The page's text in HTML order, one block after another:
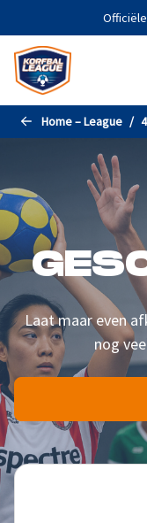
Naar de hoofdinhoud
Home – League
Laat maar even
nog